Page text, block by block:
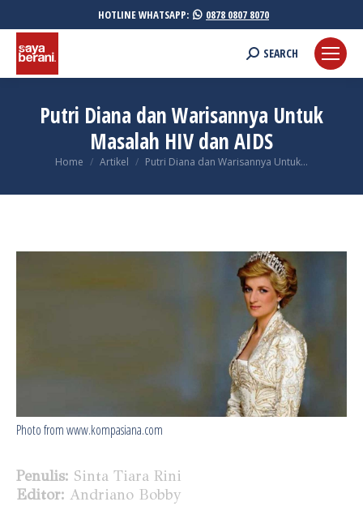
HOTLINE WHATSAPP: 0878 0807 8070
Search:
SEARCH
Putri Diana dan Warisannya Untuk
Masalah HIV dan AIDS
You are here:
Home Artikel Putri Diana dan Warisannya Untuk…
Photo from www.kompasiana.com
Penulis: Sinta Tiara Rini
Editor: Andriano Bobby